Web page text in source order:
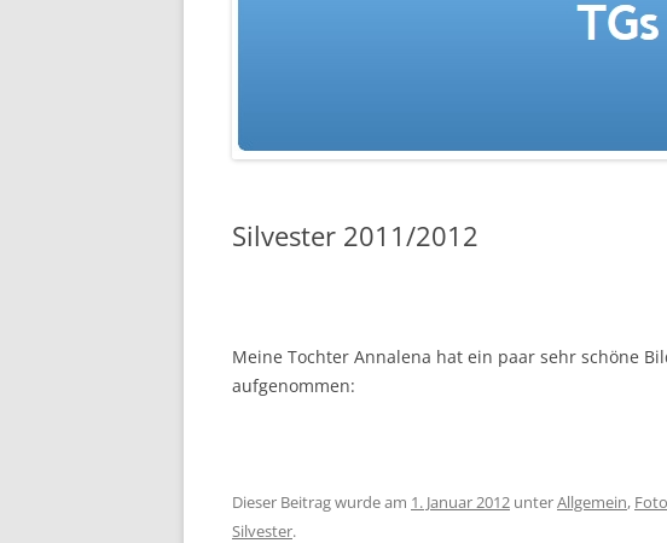
Silvester 2011/2012
Meine Tochter Annalena hat ein paar sehr schöne
aufgenommen:
Dieser Beitrag wurde am 1. Januar 2012 unterAllgemein,
Silvester.